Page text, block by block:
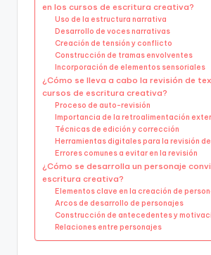
en los cursos de escritura creativa?
Uso de la estructura narrativa
Desarrollo de voces narrativas
Creación de tensión y conflicto
Construcción de tramas envolventes
Incorporación de elementos sensoriales
¿Cómo se lleva a cabo la revisión de
cursos de escritura creativa?
Proceso de auto-revisión
Importancia de la retroalimentación
Técnicas de edición y corrección
Herramientas digitales para la revisión
Errores comunes a evitar en la revisión
¿Cómo se desarrolla un personaje
escritura creativa?
Elementos clave en la creación de
Arcos de desarrollo de personajes
Construcción de antecedentes y
Relaciones entre personajes